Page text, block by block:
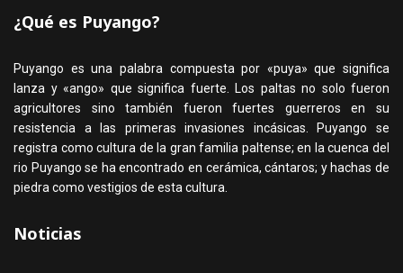
¿Qué es Puyango?
Puyango es una palabra compuesta por «puya» que significa
lanza y «ango» que significa fuerte. Los paltas no solo fueron
agricultores sino también fueron fuertes guerreros en su
resistencia a las primeras invasiones incásicas. Puyango se
registra como cultura de la gran familia paltense; en la cuenca del
rio Puyango se ha encontrado en cerámica, cántaros; y hachas de
piedra como vestigios de esta cultura.
Noticias